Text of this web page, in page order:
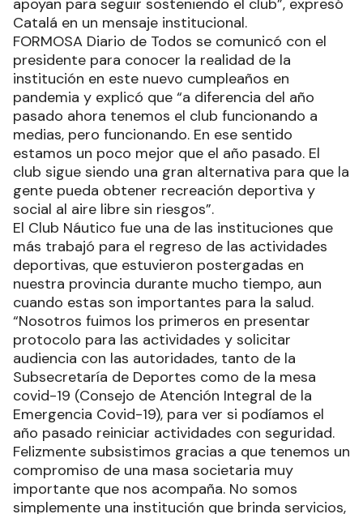
apoyan para seguir sosteniendo el club”, expresó
Catalá en un mensaje institucional.
FORMOSA Diario de Todos se comunicó con el
presidente para conocer la realidad de la
institución en este nuevo cumpleaños en
pandemia y explicó que “a diferencia del año
pasado ahora tenemos el club funcionando a
medias, pero funcionando. En ese sentido
estamos un poco mejor que el año pasado. El
club sigue siendo una gran alternativa para que la
gente pueda obtener recreación deportiva y
social al aire libre sin riesgos”.
El Club Náutico fue una de las instituciones que
más trabajó para el regreso de las actividades
deportivas, que estuvieron postergadas en
nuestra provincia durante mucho tiempo, aun
cuando estas son importantes para la salud.
“Nosotros fuimos los primeros en presentar
protocolo para las actividades y solicitar
audiencia con las autoridades, tanto de la
Subsecretaría de Deportes como de la mesa
covid-19 (Consejo de Atención Integral de la
Emergencia Covid-19), para ver si podíamos el
año pasado reiniciar actividades con seguridad.
Felizmente subsistimos gracias a que tenemos un
compromiso de una masa societaria muy
importante que nos acompaña. No somos
simplemente una institución que brinda servicios,